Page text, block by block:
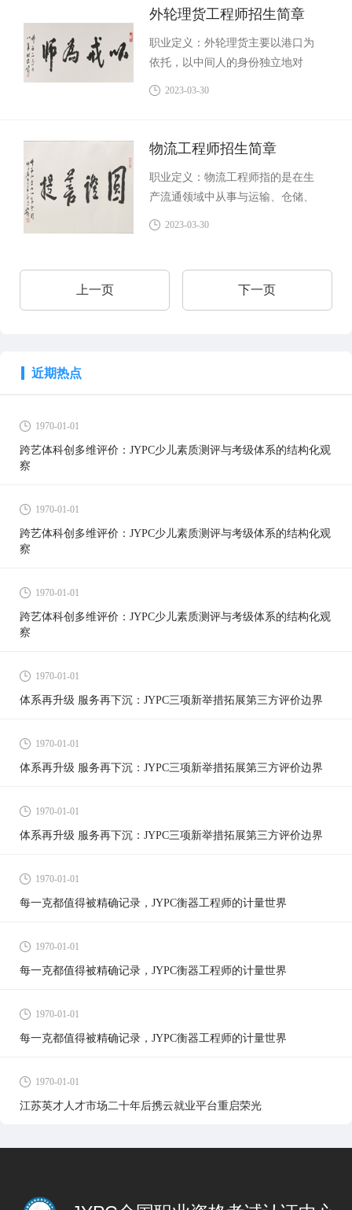
程技术应用性人才。
外轮理货工程师招生简章
职业定义：外轮理货主要以港口为
依托，以中间人的身份独立地对
承、托双方交接的数字和状况，作
分承、托双方的责任。外轮理货工
国际性。
2023-03-30
物流工程师招生简章
职业定义：物流工程师指的是在生
产流通领域中从事与运输、仓储、
装卸、搬运、包装、配送、信息和
2023-03-30
上一页 下一页
近期热点
1970-01-01
跨艺体科创多维评价：JYPC少儿素质测评与考级体系的结构化观
察
1970-01-01
跨艺体科创多维评价：JYPC少儿素质测评与考级体系的结构化观
察
1970-01-01
跨艺体科创多维评价：JYPC少儿素质测评与考级体系的结构化观
察
1970-01-01
体系再升级 服务再下沉：JYPC三项新举措拓展第三方评价边界
1970-01-01
体系再升级 服务再下沉：JYPC三项新举措拓展第三方评价边界
1970-01-01
体系再升级 服务再下沉：JYPC三项新举措拓展第三方评价边界
1970-01-01
每一克都值得被精确记录，JYPC衡器工程师的计量世界
1970-01-01
每一克都值得被精确记录，JYPC衡器工程师的计量世界
1970-01-01
每一克都值得被精确记录，JYPC衡器工程师的计量世界
1970-01-01
江苏英才人才市场二十年后携云就业平台重启荣光